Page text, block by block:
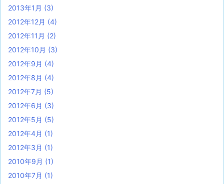
2013年1月 (3)
2012年12月 (4)
2012年11月 (2)
2012年10月 (3)
2012年9月 (4)
2012年8月 (4)
2012年7月 (5)
2012年6月 (3)
2012年5月 (5)
2012年4月 (1)
2012年3月 (1)
2010年9月 (1)
2010年7月 (1)